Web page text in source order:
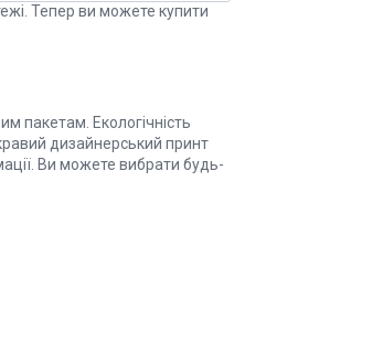
Тепер ви можете купити
пакетам. Екологічність
дизайнерський принт
Ви можете вибрати будь-